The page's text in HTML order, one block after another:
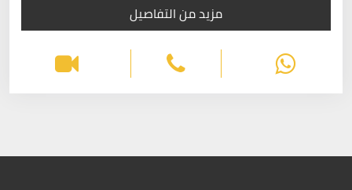
مزيد من التفاصيل